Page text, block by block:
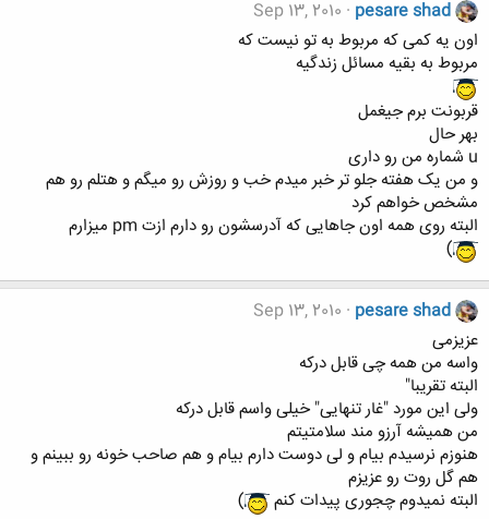
pesare shad
Sep 13, 2010
اون یه کمی که مربوط به تو نیست که
مربوط به بقیه مسائل زندگیه
قربونت برم جیغمل
بهر حال
u شماره من رو داری
و من یک هفته جلو تر خبر میدم خب و روزش رو میگم و هتلم رو هم
مشخص خواهم کرد
البته روی همه اون جاهایی که آدرسشون رو دارم ازت pm میزارم
)
pesare shad
Sep 13, 2010
عزیزمی
واسه من همه چی قابل درکه
البته تقریبا"
ولی این مورد "غار تنهایی" خیلی واسم قابل درکه
من همیشه آرزو مند سلامتیتم
هنوزم نرسیدم بیام و لی دوست دارم بیام و هم صاحب خونه رو ببینم و
هم گل روت رو عزیزم
البته نمیدوم چجوری پیدات کنم
)